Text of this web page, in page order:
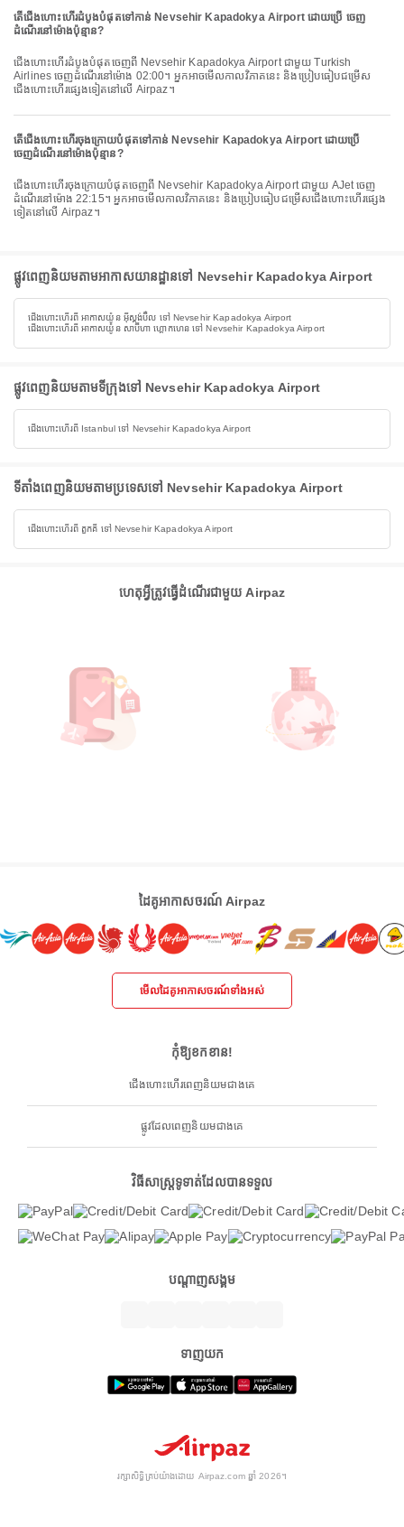
តើជើងហោះហើរដំបូងបំផុតទៅកាន់ Nevsehir Kapadokya Airport ដោយប្រើ ចេញ
ដំណើរនៅម៉ោងប៉ុន្មាន?
ជើងហោះហើរដំបូងបំផុតចេញពី Nevsehir Kapadokya Airport ជាមួយ Turkish
Airlines ចេញដំណើរនៅម៉ោង 02:00។ អ្នកអាចមើលកាលវិភាគនេះ និងប្រៀបធៀបជម្រើស
ជើងហោះហើរផ្សេងទៀតនៅលើ Airpaz។
តើជើងហោះហើរចុងក្រោយបំផុតទៅកាន់ Nevsehir Kapadokya Airport ដោយប្រើ
ចេញដំណើរនៅម៉ោងប៉ុន្មាន?
ជើងហោះហើរចុងក្រោយបំផុតចេញពី Nevsehir Kapadokya Airport ជាមួយ AJet ចេញ
ដំណើរនៅម៉ោង 22:15។ អ្នកអាចមើលកាលវិភាគនេះ និងប្រៀបធៀបជម្រើសជើងហោះហើរផ្សេង
ទៀតនៅលើ Airpaz។
ផ្លូវពេញនិយមតាមអាកាសយានដ្ឋានទៅ Nevsehir Kapadokya Airport
ជើងហោះហើរពី អាកាសយ៉ូន អ៊ីស្តង់ប៊ឺល ទៅ Nevsehir Kapadokya Airport
ជើងហោះហើរពី អាកាសយ៉ូន សាប៊ីហា ហ្គោកហេន ទៅ Nevsehir Kapadokya Airport
ផ្លូវពេញនិយមតាមទីក្រុងទៅ Nevsehir Kapadokya Airport
ជើងហោះហើរពី Istanbul ទៅ Nevsehir Kapadokya Airport
ទីតាំងពេញនិយមតាមប្រទេសទៅ Nevsehir Kapadokya Airport
ជើងហោះហើរពី តួកគី ទៅ Nevsehir Kapadokya Airport
ហេតុអ្វីត្រូវធ្វើដំណើរជាមួយ Airpaz
ដៃគូអាកាសចរណ៍ Airpaz
មើលដៃគូអាកាសចរណ៍ទាំងអស់
កុំឱ្យខកខាន!
ជើងហោះហើរពេញនិយមជាងគេ
ផ្លូវដែលពេញនិយមជាងគេ
វិធីសាស្ត្រទូទាត់ដែលបានទទួល
បណ្តាញសង្គម
ទាញយក
រក្សាសិទ្ធិគ្រប់យ៉ាងដោយ Airpaz.com ឆ្នាំ 2026។